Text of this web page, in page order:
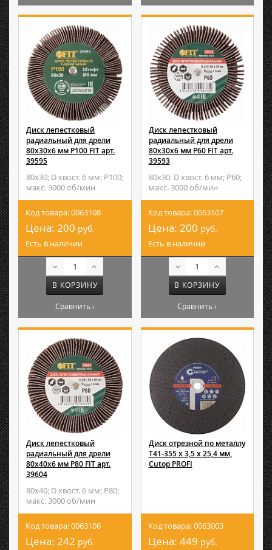
Диск лепестковый
радиальный для дрели
80х30х6 мм Р100 FIT арт.
39595
80х30; D хвост. 6 мм; P100;
макс. 3000 об/мин
Код товара: 0063108
Цена: 200 руб.
Есть в наличии
В КОРЗИНУ
Сравнить ›
Диск лепестковый
радиальный для дрели
80х30х6 мм Р60 FIT арт.
39593
80х30; D хвост. 6 мм; P60;
макс. 3000 об/мин
Код товара: 0063107
Цена: 200 руб.
Есть в наличии
В КОРЗИНУ
Сравнить ›
Диск лепестковый
радиальный для дрели
80х40х6 мм Р80 FIT арт.
39604
80х40; D хвост. 6 мм; P80;
макс. 3000 об/мин
Код товара: 0063106
Цена: 242 руб.
Диск отрезной по металлу
Т41-355 х 3,5 х 25,4 мм,
Cutop PROFI
Код товара: 0063003
Цена: 449 руб.